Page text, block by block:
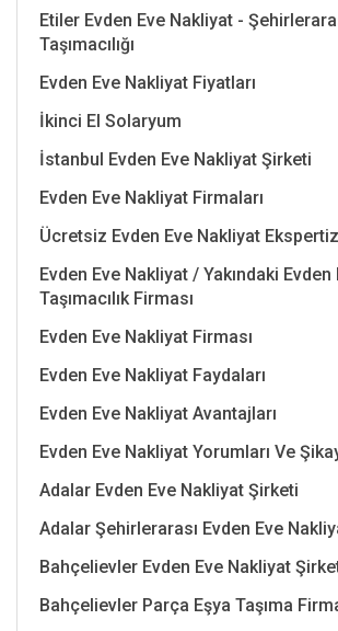
Etiler Evden Eve Nakliyat -
Taşımacılığı
Evden Eve Nakliyat Fiyatları
İkinci El Solaryum
İstanbul Evden Eve Nakliyat Şirketi
Evden Eve Nakliyat Firmaları
Ücretsiz Evden Eve Nakliyat
Evden Eve Nakliyat / Yakındaki Evden
Taşımacılık Firması
Evden Eve Nakliyat Firması
Evden Eve Nakliyat Faydaları
Evden Eve Nakliyat Avantajları
Evden Eve Nakliyat Yorumları Ve
Adalar Evden Eve Nakliyat Şirketi
Adalar Şehirlerarası Evden Eve
Bahçelievler Evden Eve Nakliyat
Bahçelievler Parça Eşya Taşıma